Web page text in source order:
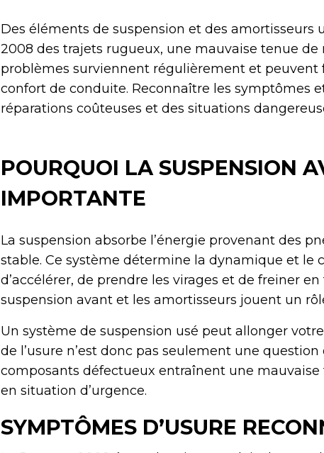
Des éléments de suspension et des amortisseurs
2008 des trajets rugueux, une mauvaise tenue de
problèmes surviennent régulièrement et
confort de conduite. Reconnaître les symptômes
réparations coûteuses et des situations
POURQUOI LA SUSPENSION
IMPORTANTE
La suspension absorbe l’énergie provenant des
stable. Ce système détermine la dynamique et
d’accélérer, de prendre les virages et de freiner
suspension avant et les amortisseurs jouent un
Un système de suspension usé peut allonger
de l’usure n’est donc pas seulement une
composants défectueux entraînent une
en situation d’urgence.
SYMPTÔMES D’USURE